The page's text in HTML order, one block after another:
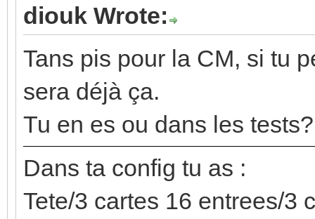
diouk Wrote:
Tans pis pour la CM, si tu
sera déjà ça.
Tu en es ou dans les tests?
Dans ta config tu as :
Tete/3 cartes 16 entrees/3